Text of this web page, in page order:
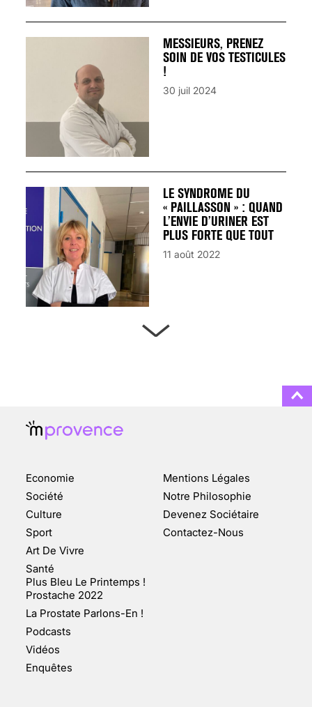
MESSIEURS, PRENEZ
SOIN DE VOS TESTICULES
!
30 juil 2024
LE SYNDROME DU
« PAILLASSON » : QUAND
L’ENVIE D’URINER EST
PLUS FORTE QUE TOUT
11 août 2022
CHANGEMENT DE SEXE :
DES DEMANDES
TOUJOURS PLUS
NOMBREUSES
Economie
Société
Culture
Sport
Art De Vivre
Santé
Plus Bleu Le Printemps !
Prostache 2022
La Prostate Parlons-En !
Podcasts
Vidéos
Enquêtes
Mentions Légales
Notre Philosophie
Devenez Sociétaire
Contactez-Nous